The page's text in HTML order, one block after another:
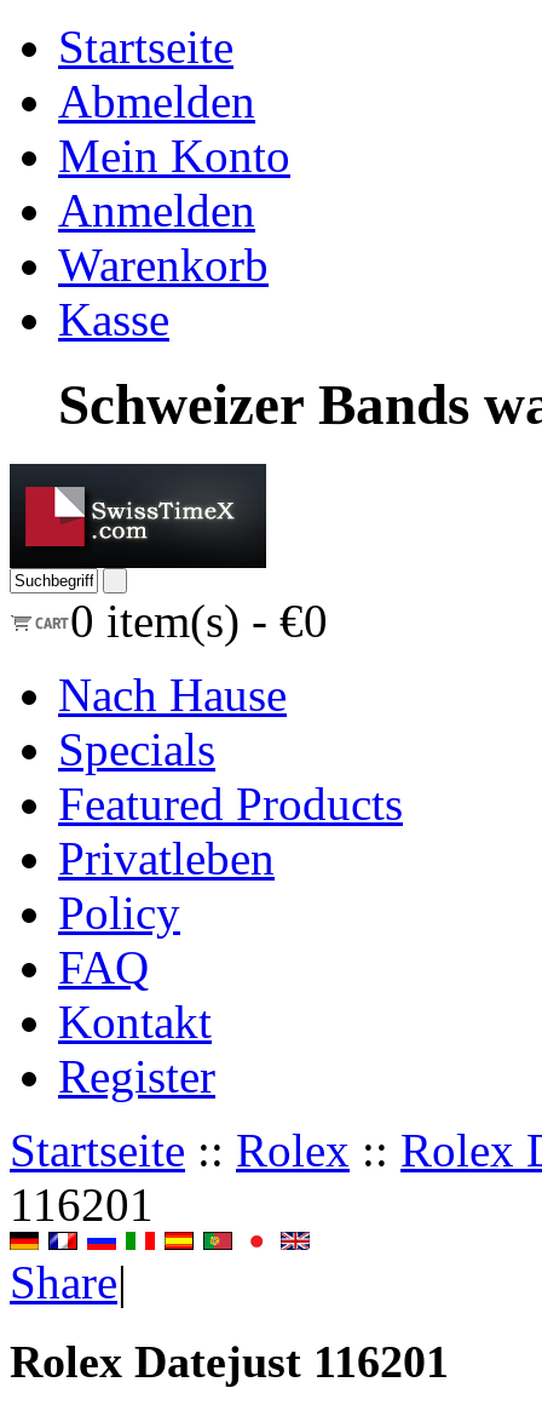
Startseite
Abmelden
Mein Konto
Anmelden
Warenkorb
Kasse
Schweizer Bands
0 item(s) - €0
Nach Hause
Specials
Featured Products
Privatleben
Policy
FAQ
Kontakt
Register
Startseite :: Rolex :: Rolex
116201
Share|
Rolex Datejust 116201